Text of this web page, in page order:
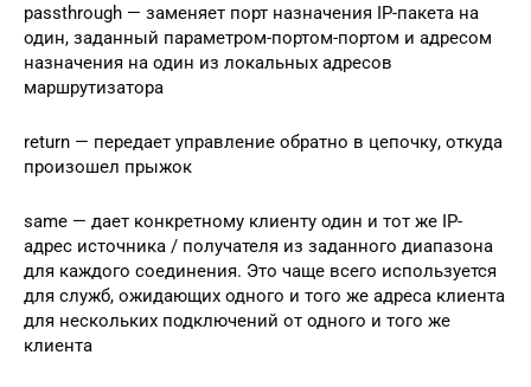
passthrough — заменяет порт назначения IP-пакета на
один, заданный параметром-портом-портом и адресом
назначения на один из локальных адресов
маршрутизатора
return — передает управление обратно в цепочку, откуда
произошел прыжок
same — дает конкретному клиенту один и тот же IP-
адрес источника / получателя из заданного диапазона
для каждого соединения. Это чаще всего используется
для служб, ожидающих одного и того же адреса клиента
для нескольких подключений от одного и того же
клиента